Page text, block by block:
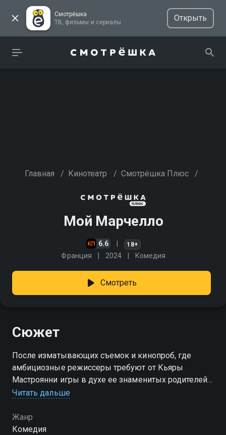
Смотрёшка
ТВ, фильмы и сериалы
Открыть
Главная / Кинотеатр / Смотрёшка Плюс /
Мой Марчелло
6.6 18+
Франция 2024 Комедия
Смотреть
Сюжет
После изматывающих съемок и кинопроб, где
амбициозные режиссеры требуют от Кьяры
Мастроянни игры в духе ее знаменитых родителей
Катрин Денев и Марчелло Мастроянни, она
родных и близких друзей актрисы такая перемена
вызывает целую бурю эмоций от удивления до
Читать дальше
Жанр
Комедия